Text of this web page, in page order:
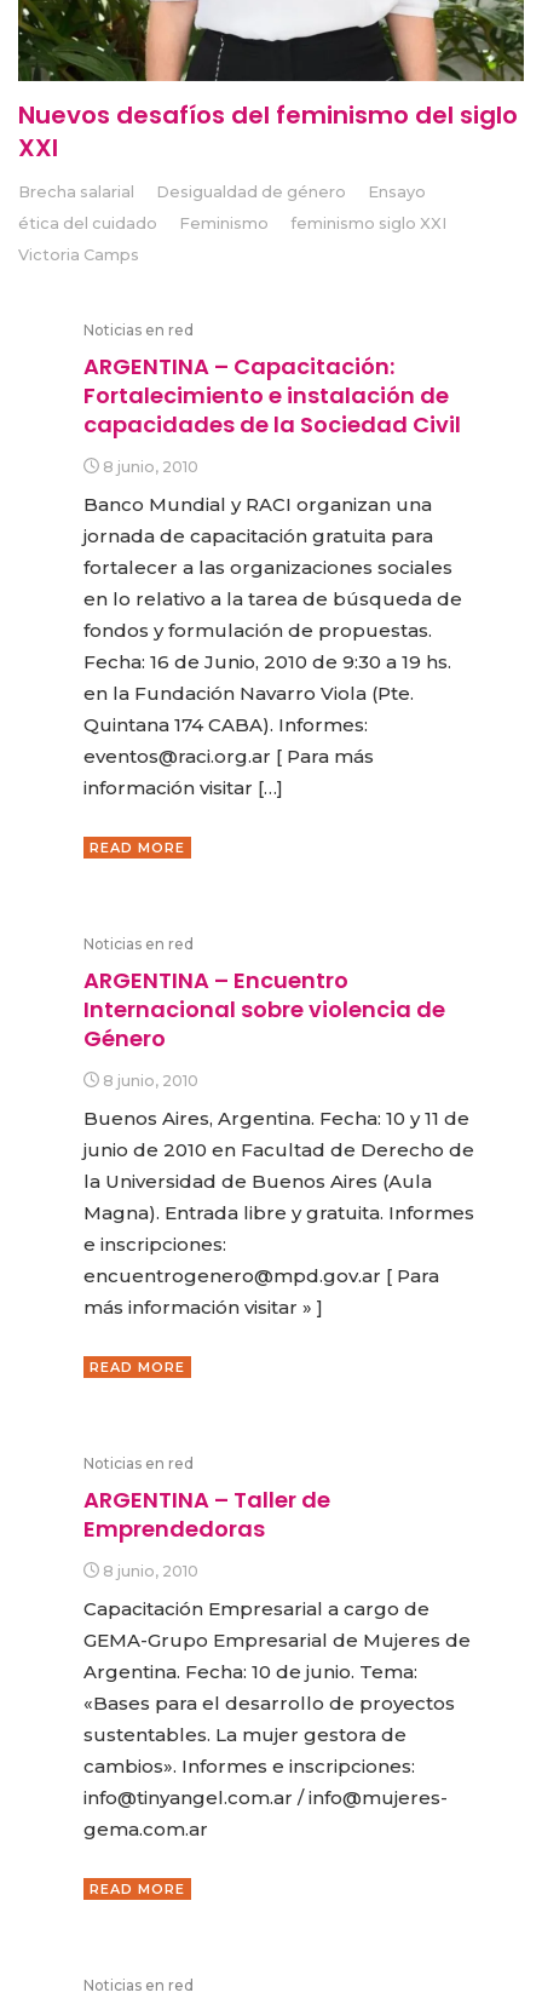
Nuevos desafíos del feminismo del siglo
XXI
Brecha salarial Desigualdad de género
Ensayo
ética del cuidado
Feminismo
feminismo siglo XXI
Victoria Camps
Noticias en red
ARGENTINA – Capacitación:
Fortalecimiento e instalación de
capacidades de la Sociedad Civil
8 junio, 2010
Banco Mundial y RACI organizan una
jornada de capacitación gratuita para
fortalecer a las organizaciones sociales
en lo relativo a la tarea de búsqueda de
fondos y formulación de propuestas.
Fecha: 16 de Junio, 2010 de 9:30 a 19 hs.
en la Fundación Navarro Viola (Pte.
Quintana 174 CABA). Informes:
eventos@raci.org.ar [ Para más
información visitar […]
READ MORE
Noticias en red
ARGENTINA – Encuentro
Internacional sobre violencia de
Género
8 junio, 2010
Buenos Aires, Argentina. Fecha: 10 y 11 de
junio de 2010 en Facultad de Derecho de
la Universidad de Buenos Aires (Aula
Magna). Entrada libre y gratuita. Informes
e inscripciones:
encuentrogenero@mpd.gov.ar [ Para
más información visitar » ]
READ MORE
Noticias en red
ARGENTINA – Taller de
Emprendedoras
8 junio, 2010
Capacitación Empresarial a cargo de
GEMA-Grupo Empresarial de Mujeres de
Argentina. Fecha: 10 de junio. Tema:
«Bases para el desarrollo de proyectos
sustentables. La mujer gestora de
cambios». Informes e inscripciones:
info@tinyangel.com.ar / info@mujeres-
gema.com.ar
READ MORE
Noticias en red